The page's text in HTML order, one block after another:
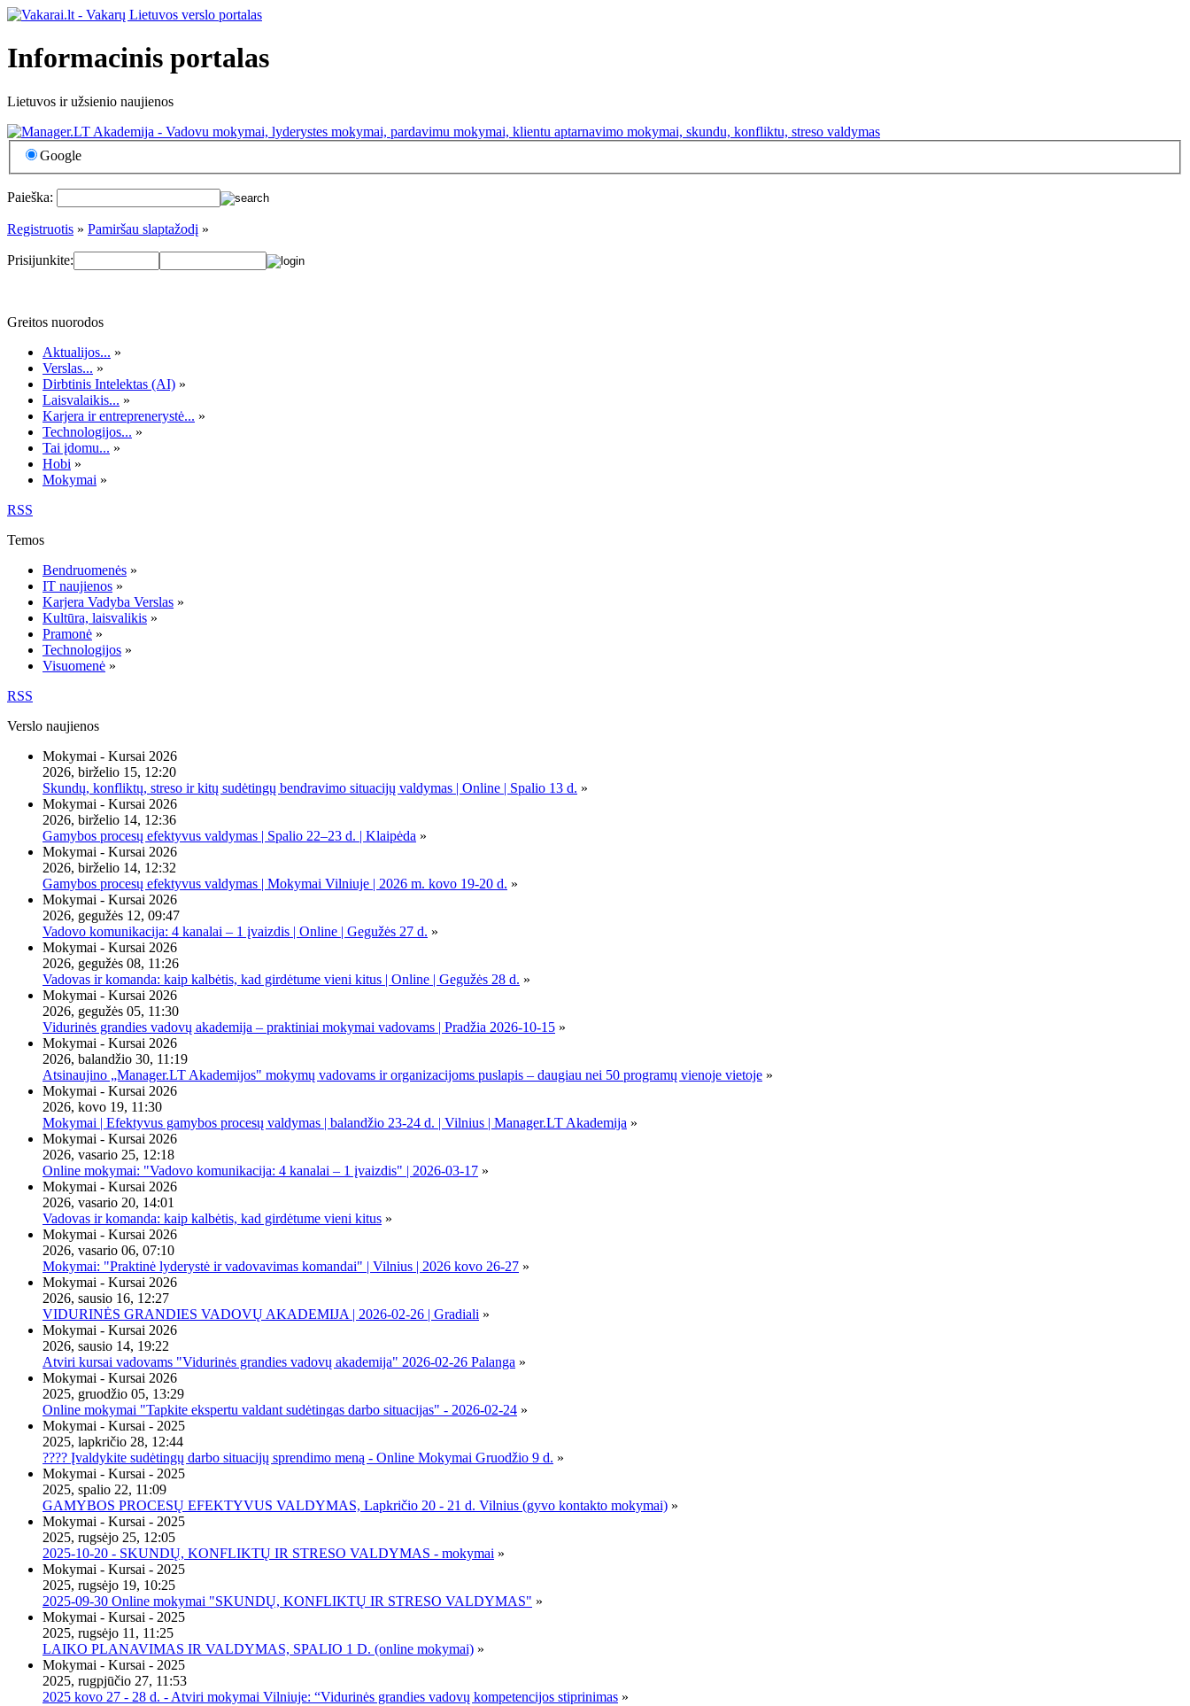
Informacinis portalas
Lietuvos ir užsienio naujienos
Google
Paieška:
Registruotis » Pamiršau slaptažodį »
Prisijunkite:
Greitos nuorodos
Aktualijos... »
Verslas... »
Dirbtinis Intelektas (AI) »
Laisvalaikis... »
Karjera ir entreprenerystė... »
Technologijos... »
Tai įdomu... »
Hobi »
Mokymai »
RSS
Temos
Bendruomenės »
IT naujienos »
Karjera Vadyba Verslas »
Kultūra, laisvalikis »
Pramonė »
Technologijos »
Visuomenė »
RSS
Verslo naujienos
Mokymai - Kursai 2026
2026, birželio 15, 12:20
Skundų, konfliktų, streso ir kitų sudėtingų bendravimo situacijų valdymas | Online | Spalio 13 d. »
Mokymai - Kursai 2026
2026, birželio 14, 12:36
Gamybos procesų efektyvus valdymas | Spalio 22–23 d. | Klaipėda »
Mokymai - Kursai 2026
2026, birželio 14, 12:32
Gamybos procesų efektyvus valdymas | Mokymai Vilniuje | 2026 m. kovo 19-20 d. »
Mokymai - Kursai 2026
2026, gegužės 12, 09:47
Vadovo komunikacija: 4 kanalai – 1 įvaizdis | Online | Gegužės 27 d. »
Mokymai - Kursai 2026
2026, gegužės 08, 11:26
Vadovas ir komanda: kaip kalbėtis, kad girdėtume vieni kitus | Online | Gegužės 28 d. »
Mokymai - Kursai 2026
2026, gegužės 05, 11:30
Vidurinės grandies vadovų akademija – praktiniai mokymai vadovams | Pradžia 2026-10-15 »
Mokymai - Kursai 2026
2026, balandžio 30, 11:19
Atsinaujino „Manager.LT Akademijos" mokymų vadovams ir organizacijoms puslapis – daugiau nei 50 programų vienoje vietoje »
Mokymai - Kursai 2026
2026, kovo 19, 11:30
Mokymai | Efektyvus gamybos procesų valdymas | balandžio 23-24 d. | Vilnius | Manager.LT Akademija »
Mokymai - Kursai 2026
2026, vasario 25, 12:18
Online mokymai: "Vadovo komunikacija: 4 kanalai – 1 įvaizdis" | 2026-03-17 »
Mokymai - Kursai 2026
2026, vasario 20, 14:01
Vadovas ir komanda: kaip kalbėtis, kad girdėtume vieni kitus »
Mokymai - Kursai 2026
2026, vasario 06, 07:10
Mokymai: "Praktinė lyderystė ir vadovavimas komandai" | Vilnius | 2026 kovo 26-27 »
Mokymai - Kursai 2026
2026, sausio 16, 12:27
VIDURINĖS GRANDIES VADOVŲ AKADEMIJA | 2026-02-26 | Gradiali »
Mokymai - Kursai 2026
2026, sausio 14, 19:22
Atviri kursai vadovams "Vidurinės grandies vadovų akademija" 2026-02-26 Palanga »
Mokymai - Kursai 2026
2025, gruodžio 05, 13:29
Online mokymai "Tapkite ekspertu valdant sudėtingas darbo situacijas" - 2026-02-24 »
Mokymai - Kursai - 2025
2025, lapkričio 28, 12:44
???? Įvaldykite sudėtingų darbo situacijų sprendimo meną - Online Mokymai Gruodžio 9 d. »
Mokymai - Kursai - 2025
2025, spalio 22, 11:09
GAMYBOS PROCESŲ EFEKTYVUS VALDYMAS, Lapkričio 20 - 21 d. Vilnius (gyvo kontakto mokymai) »
Mokymai - Kursai - 2025
2025, rugsėjo 25, 12:05
2025-10-20 - SKUNDŲ, KONFLIKTŲ IR STRESO VALDYMAS - mokymai »
Mokymai - Kursai - 2025
2025, rugsėjo 19, 10:25
2025-09-30 Online mokymai "SKUNDŲ, KONFLIKTŲ IR STRESO VALDYMAS" »
Mokymai - Kursai - 2025
2025, rugsėjo 11, 11:25
LAIKO PLANAVIMAS IR VALDYMAS, SPALIO 1 D. (online mokymai) »
Mokymai - Kursai - 2025
2025, rugpjūčio 27, 11:53
2025 kovo 27 - 28 d. - Atviri mokymai Vilniuje: “Vidurinės grandies vadovų kompetencijos stiprinimas »